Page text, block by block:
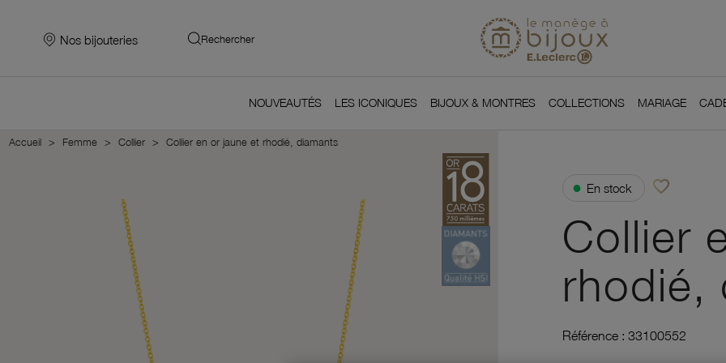
Nos bijouteries Rechercher
NOUVEAUTÉS LES ICONIQUES BIJOUX & MONTRES COLLECTIONS MARIAGE
Accueil Femme Collier Collier en or jaune et rhodié, diamants
● En stock favorite_borderAjouter à vos
Collier
rhodié,
Référence : 33100552